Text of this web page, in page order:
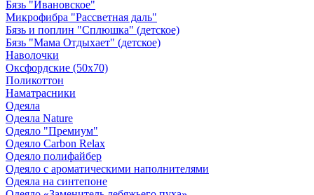
Бязь "Ивановское"
Микрофибра "Рассветная даль"
Бязь и поплин "Сплюшка" (детское)
Бязь "Мама Отдыхает" (детское)
Наволочки
Оксфордские (50х70)
Поликоттон
Наматрасники
Одеяла
Одеяла Nature
Одеяло "Премиум"
Одеяло Carbon Relax
Одеяло полифайбер
Одеяло с ароматическими наполнителями
Одеяла на синтепоне